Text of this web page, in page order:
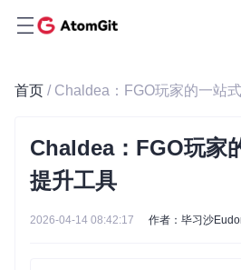
首页 / Chaldea：FGO玩家的一站
Chaldea：FGO玩家
提升工具
2026-04-14 08:42:17 作者：毕习沙